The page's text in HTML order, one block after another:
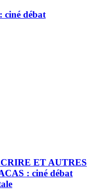
ciné débat
ET AUTRES
: ciné débat